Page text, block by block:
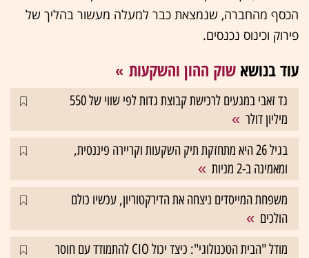
הכסף מהחברה, שנמצאת כבר למעלה מעשור בהליך של
פירוק וכינוס נכנסים.
עוד בנושא שוק ההון והשקעות
גד זאבי במגעים לרכישת קבוצת גדות לפי שווי של 550
מיליון דולר
בגיל 26 היא מתחזקת תיק השקעות וקריירה פיננסית,
ומאמינה ב-2 מניות
משפחת המייסדים ניצחה את הדירקטוריון, עכשיו כולם
הולכים
מודל "הבית הטכנולוגי": כיצד יכול CIO להתמודד עם חוסר